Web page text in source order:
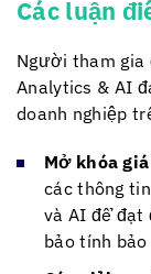
Các luận
Người tham gia
Analytics & AI
doanh nghiệp
Mở khóa
các thông
và AI để
bảo tính